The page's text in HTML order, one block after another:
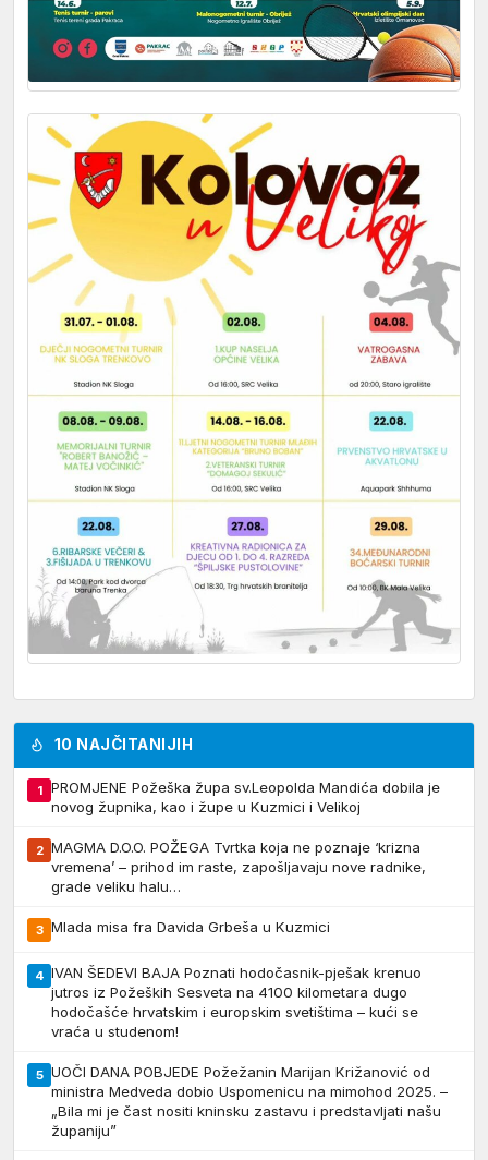
10 NAJČITANIJIH
1
PROMJENE Požeška župa sv.Leopolda Mandića dobila je
novog župnika, kao i župe u Kuzmici i Velikoj
2 MAGMA D.O.O. POŽEGA Tvrtka koja ne poznaje ‘krizna
vremena’ – prihod im raste, zapošljavaju nove radnike,
grade veliku halu…
3 Mlada misa fra Davida Grbeša u Kuzmici
4 IVAN ŠEDEVI BAJA Poznati hodočasnik-pješak krenuo
jutros iz Požeških Sesveta na 4100 kilometara dugo
hodočašće hrvatskim i europskim svetištima – kući se
vraća u studenom!
5 UOČI DANA POBJEDE Požežanin Marijan Križanović od
ministra Medveda dobio Uspomenicu na mimohod 2025. –
„Bila mi je čast nositi kninsku zastavu i predstavljati našu
županiju”